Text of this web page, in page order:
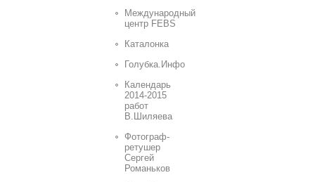
Международный
центр FEBS
Каталонка
Голубка.Инфо
Календарь
2014-2015
работ
В.Шиляева
Фотограф-
ретушер
Сергей
Романьков